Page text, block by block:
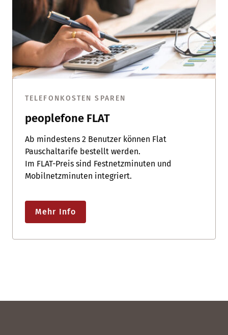
TELEFONKOSTEN SPAREN
peoplefone FLAT
Ab mindestens 2 Benutzer können Flat
Pauschaltarife bestellt werden.
Im FLAT-Preis sind Festnetzminuten und
Mobilnetzminuten integriert.
Mehr Info